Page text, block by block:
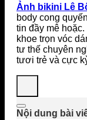
Ảnh bikini Lê
body cong
tin đầy mê
khoe trọn vóc
tư thế chuyên
tươi trẻ và cực
Nội dung bài